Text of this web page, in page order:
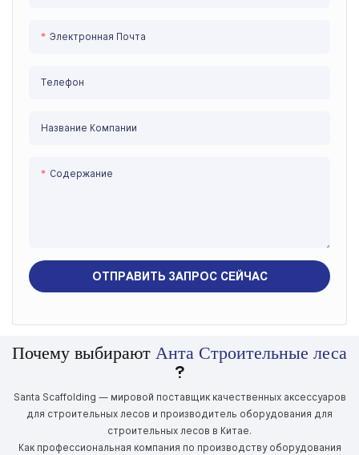
Электронная Почта
Телефон
Название Компании
Содержание
ОТПРАВИТЬ ЗАПРОС СЕЙЧАС
Почему выбирают Анта Строительные леса
?
Santa Scaffolding — мировой поставщик качественных аксессуаров
для строительных лесов и производитель оборудования для
строительных лесов в Китае.
Как профессиональная компания по производству оборудования